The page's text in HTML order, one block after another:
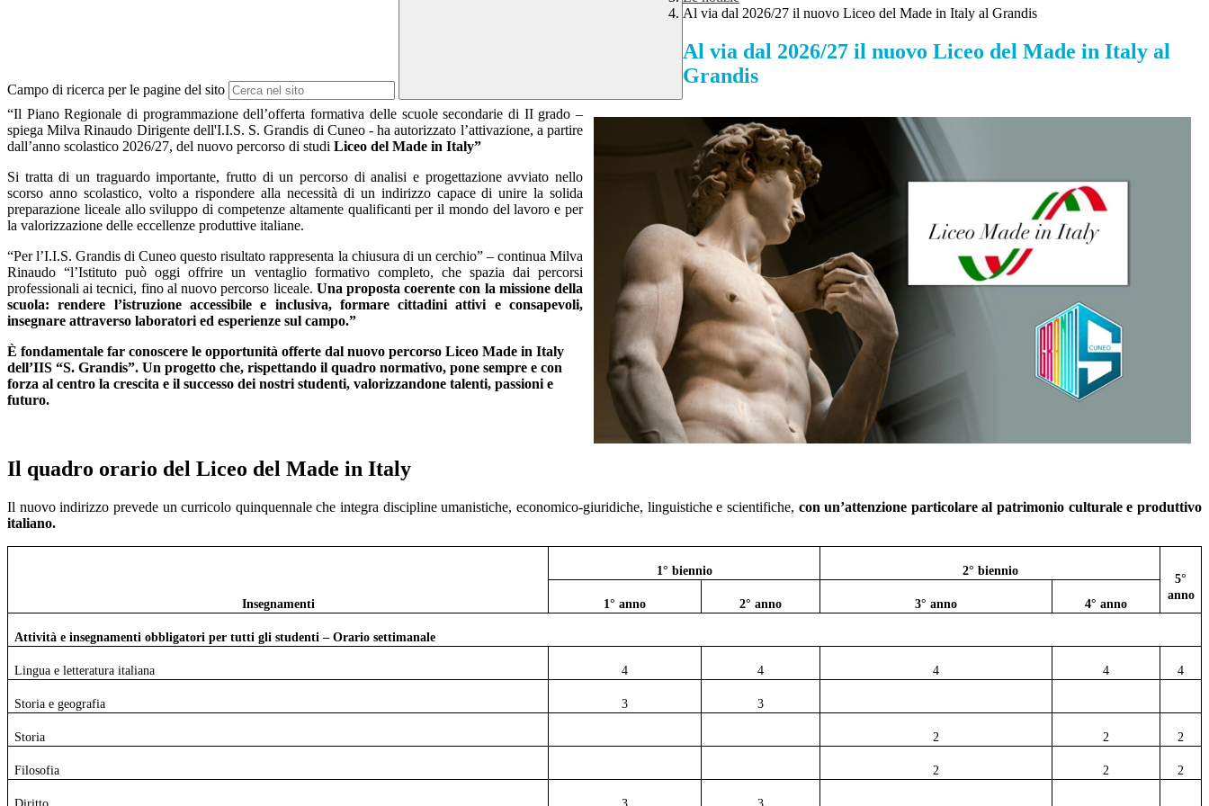
Campo di ricerca per le pagine del sito
Al via dal 2026/27 il nuovo Liceo del Made in Italy al Grandis
Al via dal 2026/27 il nuovo Liceo del Made in Italy al
Grandis
“Il Piano Regionale di programmazione dell’offerta formativa delle scuole secondarie di II grado –
spiega Milva Rinaudo Dirigente dell'I.I.S. S. Grandis di Cuneo - ha autorizzato l’attivazione, a partire
dall’anno scolastico 2026/27, del nuovo percorso di studi Liceo del Made in Italy”
Si tratta di un traguardo importante, frutto di un percorso di analisi e progettazione avviato nello
scorso anno scolastico, volto a rispondere alla necessità di un indirizzo capace di unire la solida
preparazione liceale allo sviluppo di competenze altamente qualificanti per il mondo del lavoro e per
la valorizzazione delle eccellenze produttive italiane.
“Per l’I.I.S. Grandis di Cuneo questo risultato rappresenta la chiusura di un cerchio” – continua Milva
Rinaudo “l’Istituto può oggi offrire un ventaglio formativo completo, che spazia dai percorsi
professionali ai tecnici, fino al nuovo percorso liceale. Una proposta coerente con la missione della
scuola: rendere l’istruzione accessibile e inclusiva, formare cittadini attivi e consapevoli,
insegnare attraverso laboratori ed esperienze sul campo.”
È fondamentale far conoscere le opportunità offerte dal nuovo percorso Liceo Made in Italy
dell’IIS “S. Grandis”. Un progetto che, rispettando il quadro normativo, pone sempre e con
forza al centro la crescita e il successo dei nostri studenti, valorizzandone talenti, passioni e
futuro.
Il quadro orario del Liceo del Made in Italy
Il nuovo indirizzo prevede un curricolo quinquennale che integra discipline umanistiche, economico-giuridiche, linguistiche e scientifiche, con un’attenzione particolare al patrimonio culturale e produttivo
italiano.
Insegnamenti
1° biennio 2° biennio
5°
anno
1° anno 2° anno 3° anno 4° anno
Attività e insegnamenti obbligatori per tutti gli studenti – Orario settimanale
Lingua e letteratura italiana 4 4 4 4 4
Storia e geografia 3 3
Storia 2 2 2
Filosofia 2 2 2